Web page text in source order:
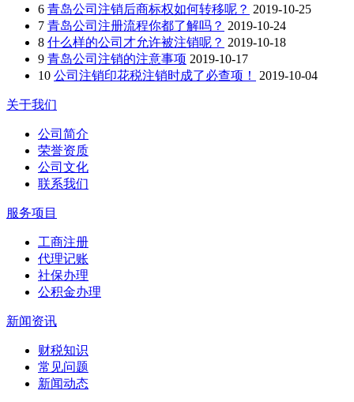
6 青岛公司注销后商标权如何转移呢？ 2019-10-25
7 青岛公司注册流程你都了解吗？ 2019-10-24
8 什么样的公司才允许被注销呢？ 2019-10-18
9 青岛公司注销的注意事项 2019-10-17
10 公司注销印花税注销时成了必查项！ 2019-10-04
关于我们
公司简介
荣誉资质
公司文化
联系我们
服务项目
工商注册
代理记账
社保办理
公积金办理
新闻资讯
财税知识
常见问题
新闻动态